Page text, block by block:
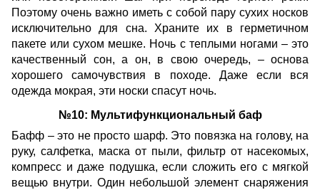
Поэтому очень важно иметь с собой пару сухих носков
исключительно для сна. Храните их в герметичном
пакете или сухом мешке. Ночь с теплыми ногами – это
качественный сон, а он, в свою очередь, – основа
хорошего самочувствия в походе. Даже если вся
одежда мокрая, эти носки спасут ночь.
№10: Мультифункциональный баф
Бафф – это не просто шарф. Это повязка на голову, на
руку, салфетка, маска от пыли, фильтр от насекомых,
компресс и даже подушка, если сложить его с мягкой
вещью внутри. Один небольшой элемент снаряжения